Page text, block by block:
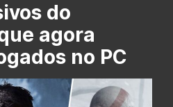
do
agora
no PC